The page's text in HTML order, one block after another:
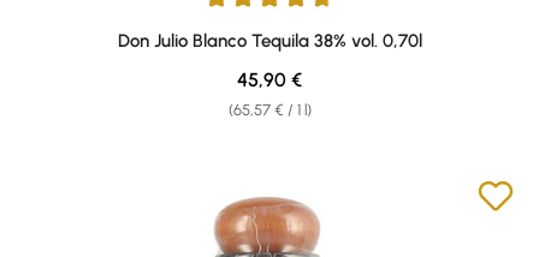
Average rating of 4.86 out of 5 stars
Don Julio Blanco Tequila 38% vol. 0,70l
(65,57 € / 1 l)
Regular price:
45,90 €